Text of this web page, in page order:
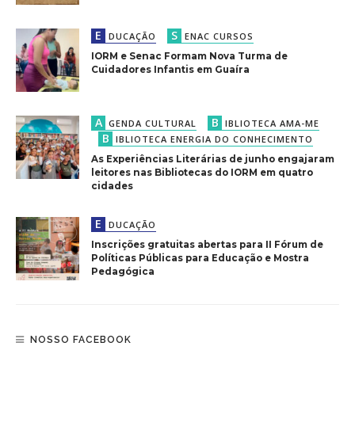
E DUCAÇÃO S ENAC CURSOS
IORM e Senac Formam Nova Turma de
Cuidadores Infantis em Guaíra
A GENDA CULTURAL B IBLIOTECA AMA-ME
B IBLIOTECA ENERGIA DO CONHECIMENTO
As Experiências Literárias de junho engajaram
leitores nas Bibliotecas do IORM em quatro
cidades
E DUCAÇÃO
Inscrições gratuitas abertas para II Fórum de
Políticas Públicas para Educação e Mostra
Pedagógica
NOSSO FACEBOOK